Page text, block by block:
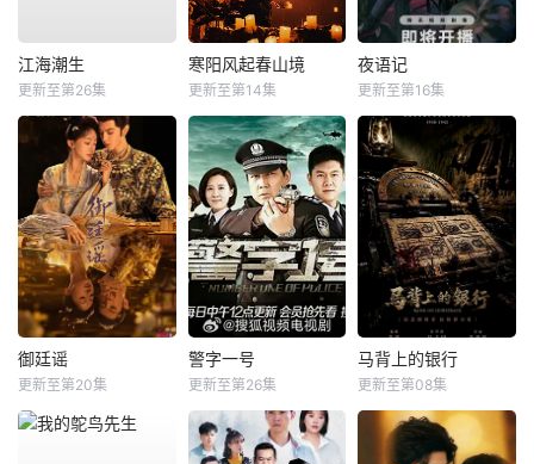
江海潮生
更新至第26集
寒阳风起春山境
更新至第14集
夜语记
更新至第16集
御廷谣
更新至第20集
警字一号
更新至第26集
马背上的银行
更新至第08集